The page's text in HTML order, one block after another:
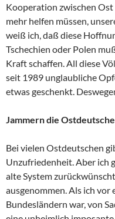
Kooperation zwischen
mehr helfen müssen,
weiß ich, daß diese
Tschechien oder Polen
Kraft schaffen. All diese
seit 1989 unglaubliche
etwas geschenkt.
Jammern die
Bei vielen Ostdeutschen
Unzufriedenheit. Aber ich
alte System
ausgenommen. Als ich vor
Bundesländern war, von